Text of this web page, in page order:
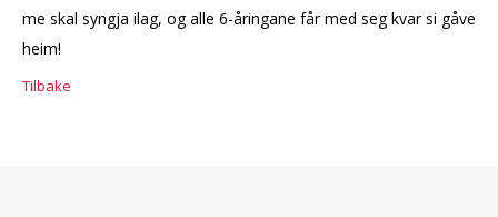
me skal syngja ilag, og alle 6-åringane får med seg kvar si gåve
heim!
Tilbake